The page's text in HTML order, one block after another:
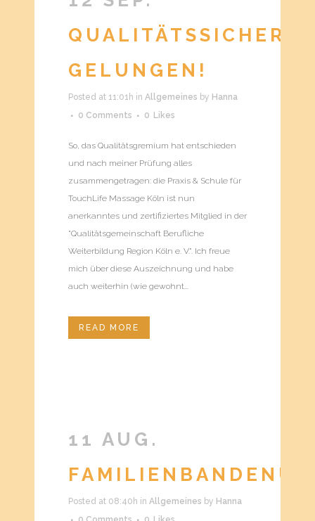
GELUNGEN!
Posted at 11:01h in Allgemeines by Hanna
0 Comments
0 Likes
So, das Qualitätsgremium hat entschieden
und nach meiner Prüfung alles
zusammengetragen: die Praxis & Schule für
TouchLife Massage Köln ist nun
anerkanntes und zertifiziertes Mitglied in der
"Qualitätsgemeinschaft Berufliche
Weiterbildung Region Köln e. V.". Ich freue
mich über diese Auszeichnung und habe
auch weiterhin (wie gewohnt...
READ MORE
11 AUG.
Posted at 08:40h in Allgemeines by Hanna